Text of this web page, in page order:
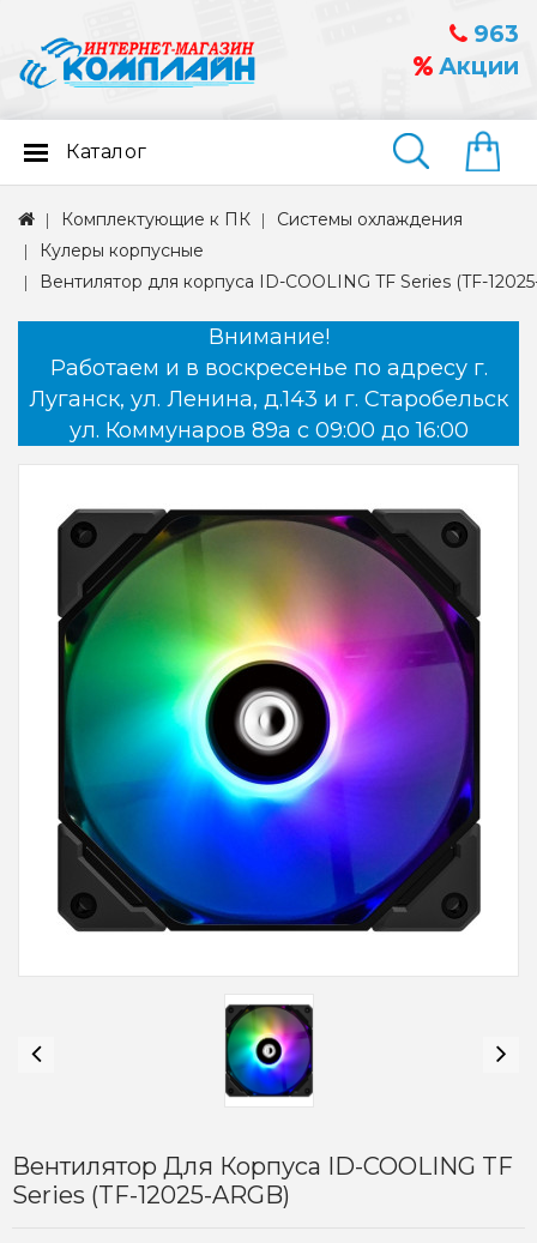
963
Акции
Найти
Каталог
Комплектующие к ПК
Системы охлаждения
Кулеры корпусные
Вентилятор для корпуса ID-COOLING TF Series (TF-
Внимание!
Работаем и в воскресенье по адресу г.
Луганск, ул. Ленина, д.143 и г. Старобельск
ул. Коммунаров 89а с 09:00 до 16:00
Вентилятор Для Корпуса ID-COOLING TF
Series (TF-12025-ARGB)